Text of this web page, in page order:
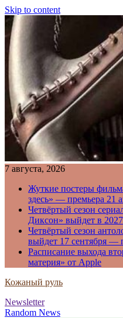
Skip to content
7 августа, 2026
Жуткие постеры
здесь» — премьера 21
Четвёртый сезон
Диксон» выйдет в
Четвёртый сезон
выйдет 17 сентября —
Расписание выхода
материя» от Apple
Кожаный руль
Newsletter
Random News